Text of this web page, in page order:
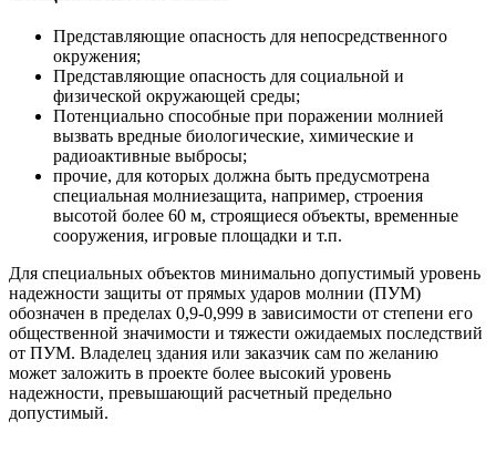
Представляющие опасность для непосредственного
окружения;
Представляющие опасность для социальной и
физической окружающей среды;
Потенциально способные при поражении молнией
вызвать вредные биологические, химические и
радиоактивные выбросы;
прочие, для которых должна быть предусмотрена
специальная молниезащита, например, строения
высотой более 60 м, строящиеся объекты, временные
сооружения, игровые площадки и т.п.
Для специальных объектов минимально допустимый уровень
надежности защиты от прямых ударов молнии (ПУМ)
обозначен в пределах 0,9-0,999 в зависимости от степени его
общественной значимости и тяжести ожидаемых последствий
от ПУМ. Владелец здания или заказчик сам по желанию
может заложить в проекте более высокий уровень
надежности, превышающий расчетный предельно
допустимый.